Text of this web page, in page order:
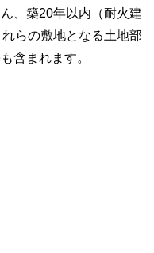
、築20年以内（耐火建
らの敷地となる土地部
含まれます。